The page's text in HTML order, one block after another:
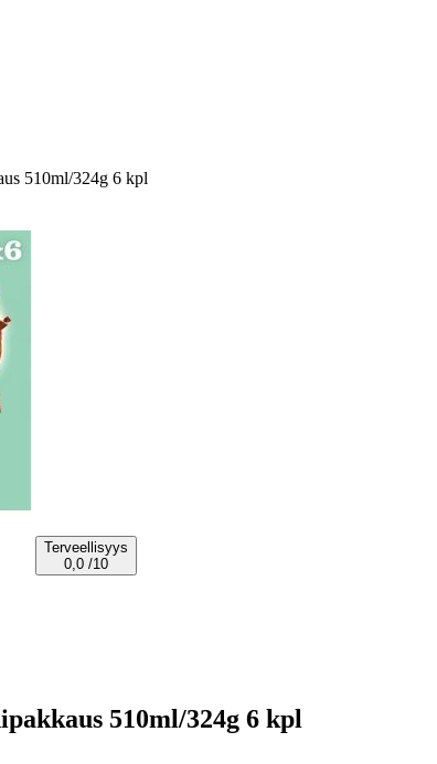
510ml/324g 6 kpl
Terveellisyys
0,0 /10
510ml/324g 6 kpl